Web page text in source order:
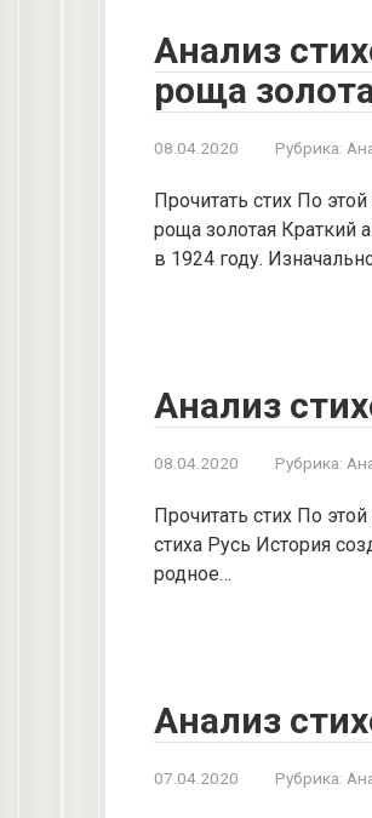
Анализ
роща
08.04.2020 Рубрика:
Прочитать стих По
роща золотая Краткий
в 1924 году.
Анализ
08.04.2020 Рубрика:
Прочитать стих По
стиха Русь История
родное…
Анализ
07.04.2020 Рубрика: